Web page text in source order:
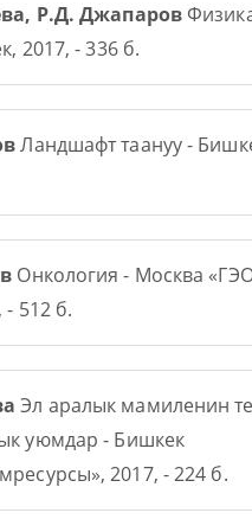
Р.Д. Джапаров
2017, - 336 б.
Ландшафт таануу -
Онкология - Москва
512 б.
Эл аралык мамиленин
уюмдар - Бишкек
2017, - 224 б.